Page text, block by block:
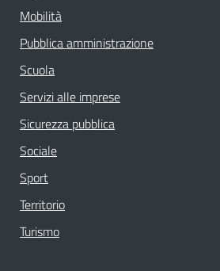
Mobilità
Pubblica amministrazione
Scuola
Servizi alle imprese
Sicurezza pubblica
Sociale
Sport
Territorio
Turismo